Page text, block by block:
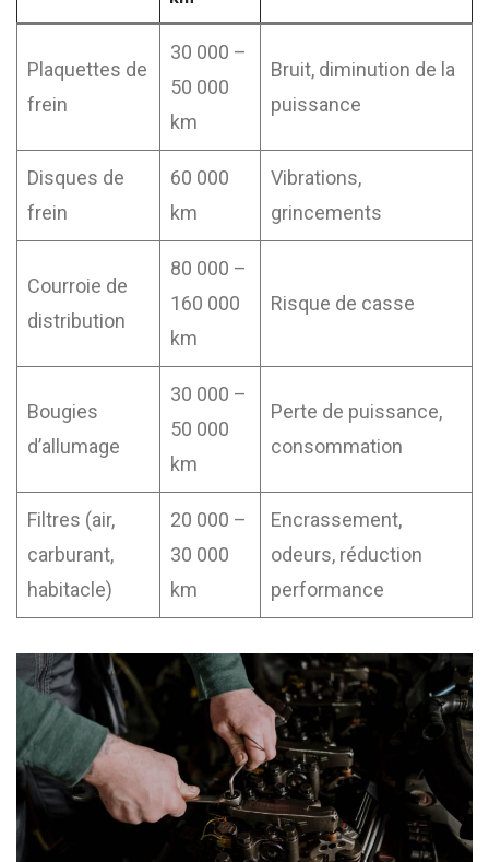
Plaquettes de
frein
30 000 –
50 000
km
Bruit, diminution de la
puissance
Disques de
frein
60 000
km
Vibrations,
grincements
Courroie de
distribution
80 000 –
160 000
km
Risque de casse
Bougies
d’allumage
30 000 –
50 000
km
Perte de puissance,
consommation
Filtres (air,
carburant,
habitacle)
20 000 –
30 000
km
Encrassement,
odeurs, réduction
performance